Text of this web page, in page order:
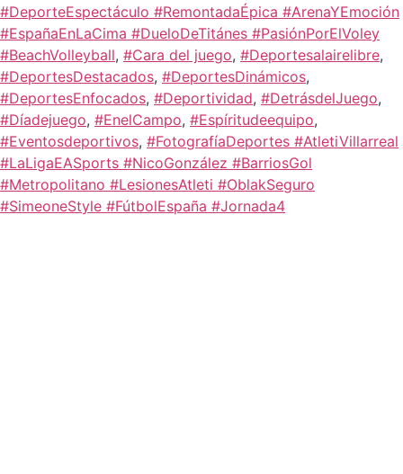
#DeporteEspectáculo #RemontadaÉpica #ArenaYEmoción
#EspañaEnLaCima #DueloDeTitánes #PasiónPorElVoley
#BeachVolleyball, #Cara del juego, #Deportesalairelibre,
#DeportesDestacados, #DeportesDinámicos,
#DeportesEnfocados, #Deportividad, #DetrásdelJuego,
#Díadejuego, #EnelCampo, #Espíritudeequipo,
#Eventosdeportivos, #FotografíaDeportes #AtletiVillarreal
#LaLigaEASports #NicoGonzález #BarriosGol
#Metropolitano #LesionesAtleti #OblakSeguro
#SimeoneStyle #FútbolEspaña #Jornada4